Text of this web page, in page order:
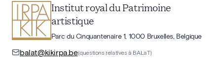
Institut royal du Patrimoine
artistique
Parc du Cinquantenaire 1, 1000 Bruxelles, Belgique
balat@kikirpa.be(questions relatives à BALaT)